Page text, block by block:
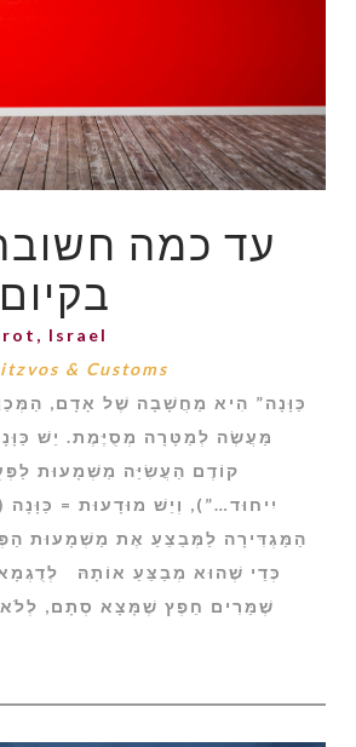
עד כמה
Israel
& Customs
מַּעֲשֶׂה לְמַטָּרָה מְסֻיֶּמֶת. יֵשׁ
קוֹדֶם הַעֲשִׂיַּה מַשְׁמָעוּת
יִיחוּד…”), וְיֵשׁ מוּדָעוּת =
הַמַּגְדִּירָה לַמְּבַצֵעַ אֶת מַשְׁמָעוּת
כְּדֵי שֶׁהוּא מְבַצֵּעַ אוֹתָהּ
שֶׁמֵּרִים חֵפֶץ שֶׁמָּצָא סְתָם,